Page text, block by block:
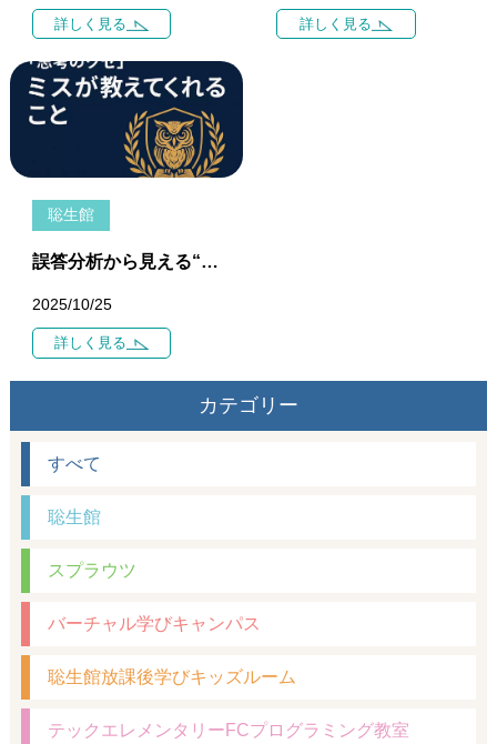
詳しく見る 詳しく見る
聡生館
誤答分析から見える“思考のクセ” — ミスが教えてくれること —
2025/10/25
詳しく見る
カテゴリー
すべて
聡生館
スプラウツ
バーチャル学びキャンパス
聡生館放課後学びキッズルーム
テックエレメンタリーFCプログラミング教室